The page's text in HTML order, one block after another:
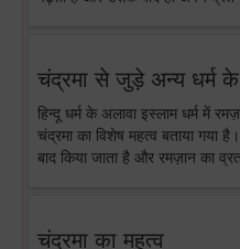
चंद्रमा से जुड़े अन्य धर्म के
हिन्दू धर्म के अलावा इस्लाम धर्म में
चंद्रमा का विशेष महत्व बताया गया
बाद किया जाता है और रमज़ान का
चंद्रमा का महत्व